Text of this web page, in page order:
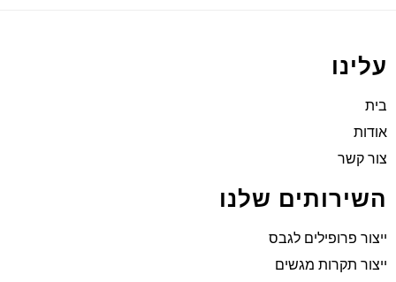
עלינו
בית
אודות
צור קשר
השירותים שלנו
ייצור פרופילים לגבס
ייצור תקרות מגשים